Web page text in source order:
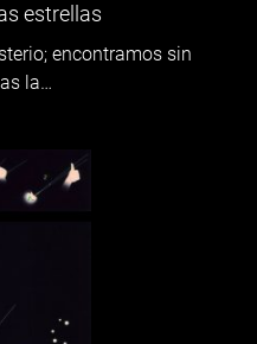
estrellas
encontramos sin
la…